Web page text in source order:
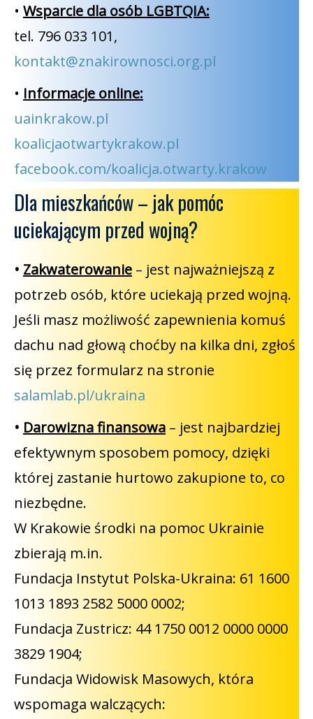
• Wsparcie dla osób LGBTQIA:
tel. 796 033 101,
kontakt@znakirownosci.org.pl
• Informacje online:
uainkrakow.pl
koalicjaotwartykrakow.pl
facebook.com/koalicja.otwarty.krakow
Dla mieszkańców – jak pomóc
uciekającym przed wojną?
• Zakwaterowanie – jest najważniejszą z
potrzeb osób, które uciekają przed wojną.
Jeśli masz możliwość zapewnienia komuś
dachu nad głową choćby na kilka dni, zgłoś
się przez formularz na stronie
salamlab.pl/ukraina
• Darowizna finansowa – jest najbardziej
efektywnym sposobem pomocy, dzięki
której zastanie hurtowo zakupione to, co
niezbędne.
W Krakowie środki na pomoc Ukrainie
zbierają m.in.
Fundacja Instytut Polska-Ukraina: 61 1600
1013 1893 2582 5000 0002;
Fundacja Zustricz: 44 1750 0012 0000 0000
3829 1904;
Fundacja Widowisk Masowych, która
wspomaga walczących: